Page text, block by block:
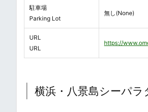
駐車場
Parking Lot
無し(None)
URL
URL
https://
横浜・八景島シーパ